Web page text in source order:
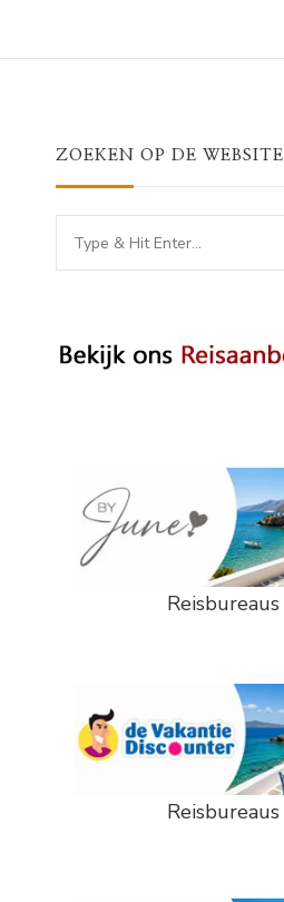
ZOEKEN OP DE WEBSITE
Looking
for
Reisbureaus
Reisbureaus